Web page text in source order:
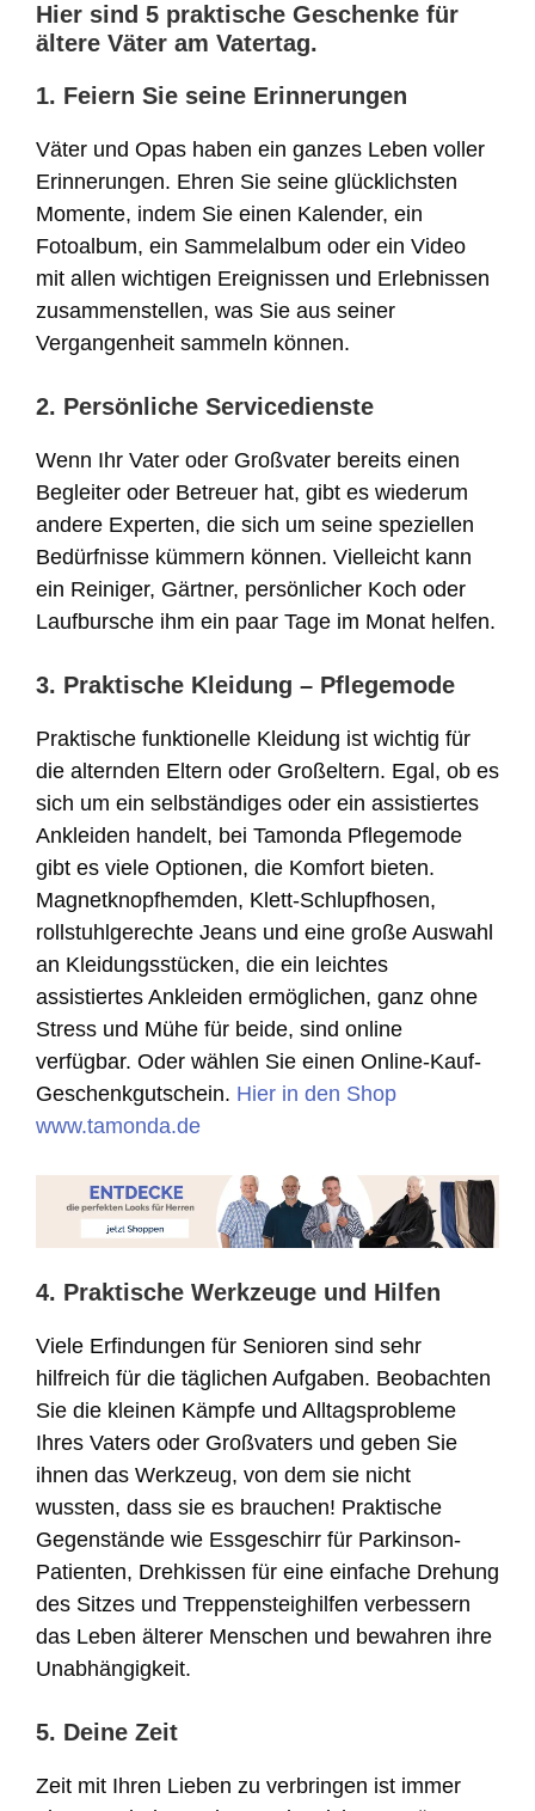
Hier sind 5 praktische Geschenke für
ältere Väter am Vatertag.
1. Feiern Sie seine Erinnerungen
Väter und Opas haben ein ganzes Leben voller
Erinnerungen. Ehren Sie seine glücklichsten
Momente, indem Sie einen Kalender, ein
Fotoalbum, ein Sammelalbum oder ein Video
mit allen wichtigen Ereignissen und Erlebnissen
zusammenstellen, was Sie aus seiner
Vergangenheit sammeln können.
2. Persönliche Servicedienste
Wenn Ihr Vater oder Großvater bereits einen
Begleiter oder Betreuer hat, gibt es wiederum
andere Experten, die sich um seine speziellen
Bedürfnisse kümmern können. Vielleicht kann
ein Reiniger, Gärtner, persönlicher Koch oder
Laufbursche ihm ein paar Tage im Monat helfen.
3. Praktische Kleidung – Pflegemode
Praktische funktionelle Kleidung ist wichtig für
die alternden Eltern oder Großeltern. Egal, ob es
sich um ein selbständiges oder ein assistiertes
Ankleiden handelt, bei Tamonda Pflegemode
gibt es viele Optionen, die Komfort bieten.
Magnetknopfhemden, Klett-Schlupfhosen,
rollstuhlgerechte Jeans und eine große Auswahl
an Kleidungsstücken, die ein leichtes
assistiertes Ankleiden ermöglichen, ganz ohne
Stress und Mühe für beide, sind online
verfügbar. Oder wählen Sie einen Online-Kauf-
Geschenkgutschein. Hier in den Shop
www.tamonda.de
4. Praktische Werkzeuge und Hilfen
Viele Erfindungen für Senioren sind sehr
hilfreich für die täglichen Aufgaben. Beobachten
Sie die kleinen Kämpfe und Alltagsprobleme
Ihres Vaters oder Großvaters und geben Sie
ihnen das Werkzeug, von dem sie nicht
wussten, dass sie es brauchen! Praktische
Gegenstände wie Essgeschirr für Parkinson-
Patienten, Drehkissen für eine einfache Drehung
des Sitzes und Treppensteighilfen verbessern
das Leben älterer Menschen und bewahren ihre
Unabhängigkeit.
5. Deine Zeit
Zeit mit Ihren Lieben zu verbringen ist immer